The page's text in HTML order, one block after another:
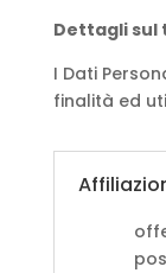
Dettagli sul
I Dati
finalità ed